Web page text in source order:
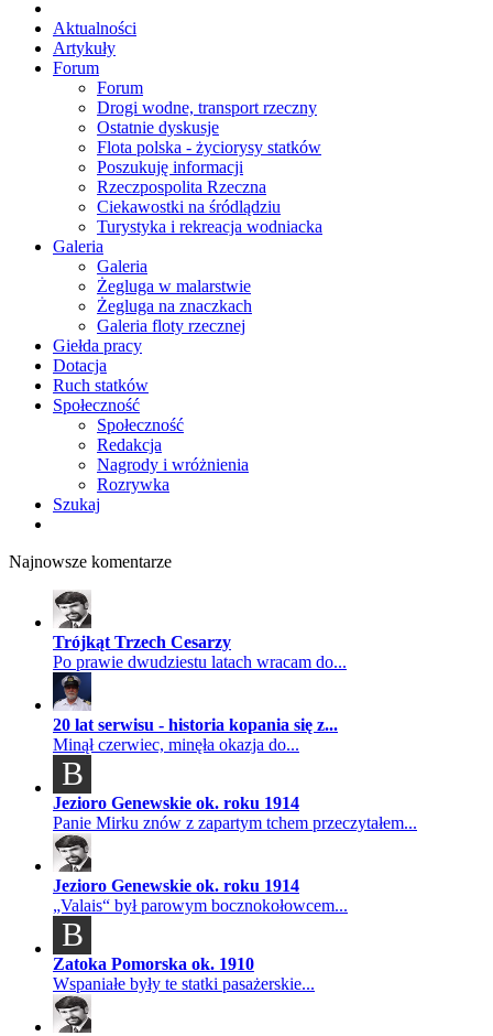
Aktualności
Artykuły
Forum
Forum
Drogi wodne, transport rzeczny
Ostatnie dyskusje
Flota polska - życiorysy statków
Poszukuję informacji
Rzeczpospolita Rzeczna
Ciekawostki na śródlądziu
Turystyka i rekreacja wodniacka
Galeria
Galeria
Żegluga w malarstwie
Żegluga na znaczkach
Galeria floty rzecznej
Giełda pracy
Dotacja
Ruch statków
Społeczność
Społeczność
Redakcja
Nagrody i wróżnienia
Rozrywka
Szukaj
Najnowsze komentarze
Trójkąt Trzech Cesarzy
Po prawie dwudziestu latach wracam do...
20 lat serwisu - historia kopania się z...
Minął czerwiec, minęła okazja do...
B
Jezioro Genewskie ok. roku 1914
Panie Mirku znów z zapartym tchem przeczytałem...
Jezioro Genewskie ok. roku 1914
„Valais“ był parowym bocznokołowcem...
B
Zatoka Pomorska ok. 1910
Wspaniałe były te statki pasażerskie...